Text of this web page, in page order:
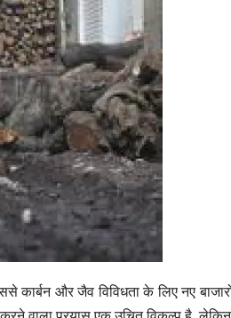
कार्बन औरजैव विविधताके लिए नए